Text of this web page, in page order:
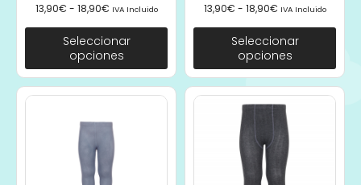
13,90€ - 18,90€ IVA Incluido
Seleccionar
opciones
13,90€ - 18,90€ IVA Incluido
Seleccionar
opciones